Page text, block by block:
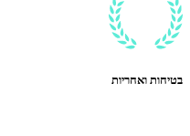
בטיחות ואחריות